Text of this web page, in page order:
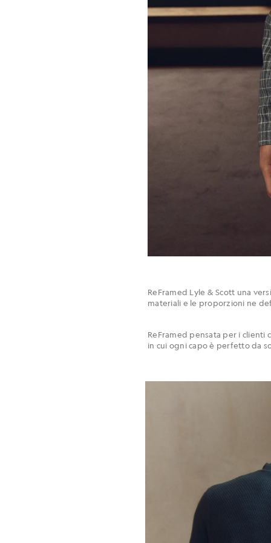
ReFramed Lyle & Scott una
materiali e le proporzioni ne
ReFramed pensata per i clienti
in cui ogni capo è perfetto da